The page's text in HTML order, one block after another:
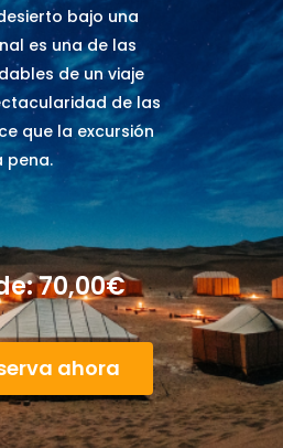
bajo una
es una de las
de un viaje
de las
que la excursión
pena.
70,00€
ahora